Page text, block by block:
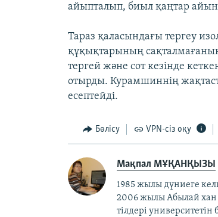
айыпталып, биыл қаңтар
Тараз қаласындағы тергеу
құқықтарының
тергей және сот кезінде
отырды. Курамшиннің
есептейді.
Бөлісу VPN-сіз оқу
Мақпал МҰҚАНҚЫЗЫ
1985 жылы дүниеге
2006 жылы Абылай хан
тілдері университетін